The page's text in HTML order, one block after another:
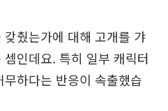
췄는가에 대해 고개를 갸
인데요. 특히 일부 캐릭터
하다는 반응이 속출했습